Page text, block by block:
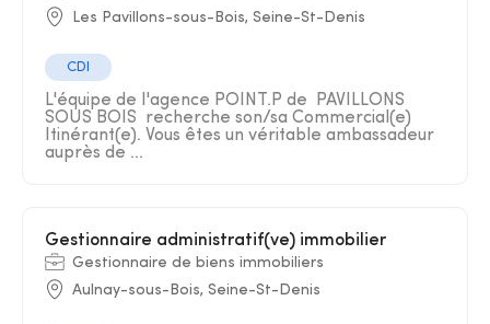
Les Pavillons-sous-Bois, Seine-St-Denis
CDI
L'équipe de l'agence POINT.P de PAVILLONS
SOUS BOIS recherche son/sa Commercial(e)
Itinérant(e). Vous êtes un véritable ambassadeur
auprès de ...
Gestionnaire administratif(ve) immobilier
Gestionnaire de biens immobiliers
Aulnay-sous-Bois, Seine-St-Denis